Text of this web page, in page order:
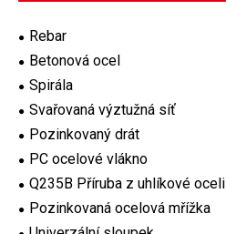
Rebar
Betonová ocel
Spirála
Svařovaná výztužná síť
Pozinkovaný drát
PC ocelové vlákno
Q235B Příruba z uhlíkové oceli
Pozinkovaná ocelová mřížka